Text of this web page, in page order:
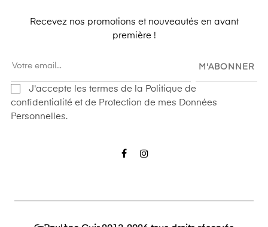
Recevez nos promotions et nouveautés en avant
première !
M'ABONNER
J'accepte les termes de la Politique de
confidentialité et de Protection de mes Données
Personnelles.
Facebook